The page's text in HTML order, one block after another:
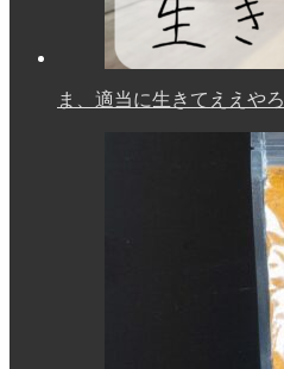
ま、適当に生きてええやろ